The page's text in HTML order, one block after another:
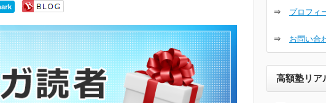
⇒ プロフィ
⇒ お問い合
高額塾リア